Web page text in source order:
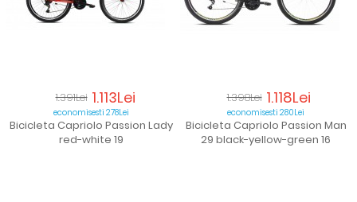
Cel
1.391Lei 1.113Lei
economisesti 278Lei
Bicicleta Capriolo Passion Lady
red-white 19
1.398Lei 1.118Lei
economisesti 280Lei
Bicicleta Capriolo Passion Man
29 black-yellow-green 16